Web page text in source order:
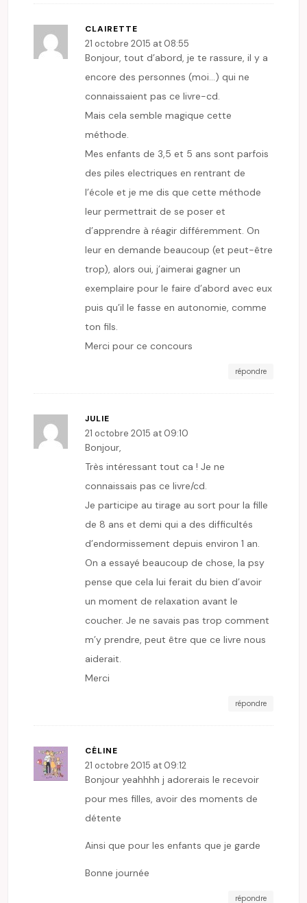
CLAIRETTE
21 octobre 2015 at 08:55
Bonjour, tout d’abord, je te rassure, il y a
encore des personnes (moi…) qui ne
connaissaient pas ce livre-cd.
Mais cela semble magique cette
méthode.
Mes enfants de 3,5 et 5 ans sont parfois
des piles electriques en rentrant de
l’école et je me dis que cette méthode
leur permettrait de se poser et
d’apprendre à réagir différemment. On
leur en demande beaucoup (et peut-être
trop), alors oui, j’aimerai gagner un
exemplaire pour le faire d’abord avec eux
puis qu’il le fasse en autonomie, comme
ton fils.
Merci pour ce concours
répondre
JULIE
21 octobre 2015 at 09:10
Bonjour,
Très intéressant tout ca ! Je ne
connaissais pas ce livre/cd.
Je participe au tirage au sort pour la fille
de 8 ans et demi qui a des difficultés
d’endormissement depuis environ 1 an.
On a essayé beaucoup de chose, la psy
pense que cela lui ferait du bien d’avoir
un moment de relaxation avant le
coucher. Je ne savais pas trop comment
m’y prendre, peut être que ce livre nous
aiderait.
Merci
répondre
CÉLINE
21 octobre 2015 at 09:12
Bonjour yeahhhh j adorerais le recevoir
pour mes filles, avoir des moments de
détente
Ainsi que pour les enfants que je garde
Bonne journée
répondre